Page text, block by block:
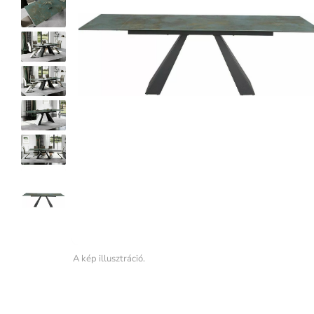
A kép illusztráció.